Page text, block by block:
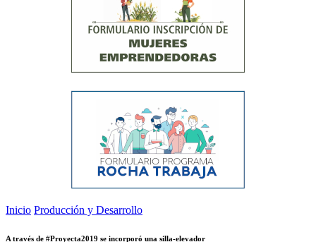
Inicio Producción y Desarrollo
A través de #Proyecta2019 se incorporó una silla-elevador